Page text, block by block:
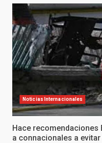
Noticias Internacionales
Hace recomendaciones
a connacionales a